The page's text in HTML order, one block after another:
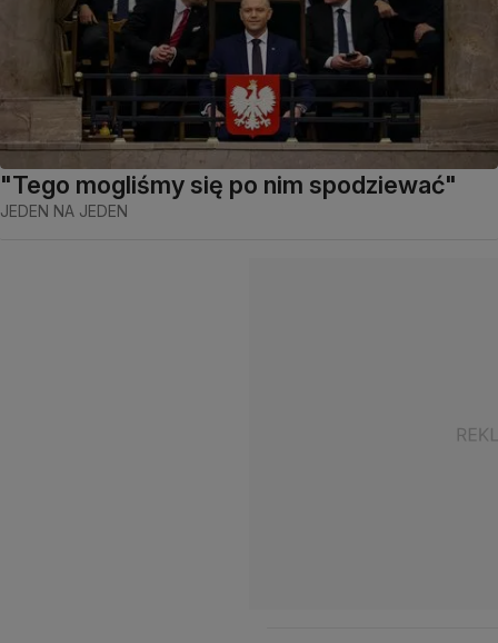
"Tego mogliśmy się po nim spodziewać"
JEDEN NA JEDEN